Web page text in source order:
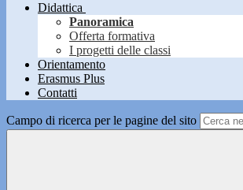
Didattica
Panoramica
Offerta formativa
I progetti delle classi
Orientamento
Erasmus Plus
Contatti
Campo di ricerca per le pagine del sito